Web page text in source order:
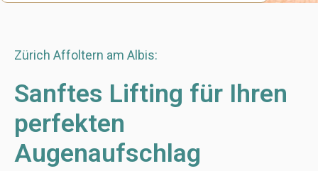
Zürich Affoltern am Albis:
Sanftes Lifting für Ihren
perfekten
Augenaufschlag